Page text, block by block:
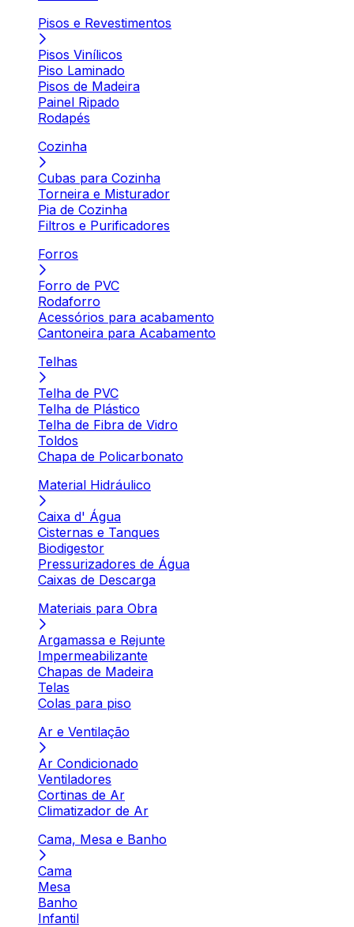
Pisos e Revestimentos
Pisos Vinílicos
Piso Laminado
Pisos de Madeira
Painel Ripado
Rodapés
Cozinha
Cubas para Cozinha
Torneira e Misturador
Pia de Cozinha
Filtros e Purificadores
Forros
Forro de PVC
Rodaforro
Acessórios para acabamento
Cantoneira para Acabamento
Telhas
Telha de PVC
Telha de Plástico
Telha de Fibra de Vidro
Toldos
Chapa de Policarbonato
Material Hidráulico
Caixa d' Água
Cisternas e Tanques
Biodigestor
Pressurizadores de Água
Caixas de Descarga
Materiais para Obra
Argamassa e Rejunte
Impermeabilizante
Chapas de Madeira
Telas
Colas para piso
Ar e Ventilação
Ar Condicionado
Ventiladores
Cortinas de Ar
Climatizador de Ar
Cama, Mesa e Banho
Cama
Mesa
Banho
Infantil